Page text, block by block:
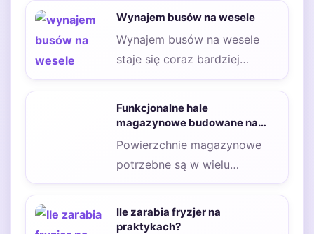
pożądaną kwestią, ponieważ
Wynajem busów na wesele
Wynajem busów na wesele
staje się coraz bardziej
popularnym rozwiązaniem
przyjęcie…
Funkcjonalne hale
magazynowe budowane na
zamówienie
Powierzchnie magazynowe
potrzebne są w wielu
gałęziach biznesu. Hale
magazynowe budowane są na
potrzeby przechowywania…
Ile zarabia fryzjer na
praktykach?